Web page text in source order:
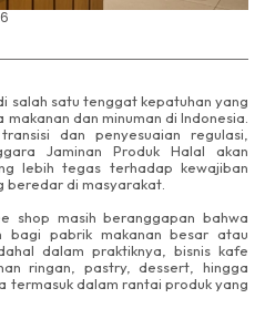
salah satu tenggat kepatuhan yang
dan minuman di Indonesia.
dan penyesuaian regulasi,
Jaminan Produk Halal akan
lebih tegas terhadap kewajiban
beredar di masyarakat.
shop masih beranggapan bahwa
bagi pabrik makanan besar atau
dalam praktiknya, bisnis kafe
ringan, pastry, dessert, hingga
termasuk dalam rantai produk yang